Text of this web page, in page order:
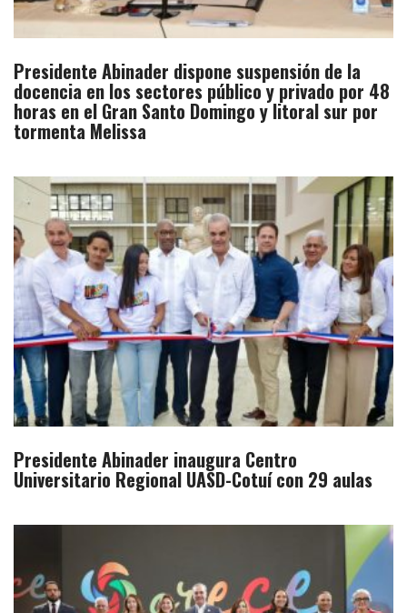
Presidente Abinader dispone suspensión de la
docencia en los sectores público y privado por 48
horas en el Gran Santo Domingo y litoral sur por
tormenta Melissa
Presidente Abinader inaugura Centro
Universitario Regional UASD-Cotuí con 29 aulas